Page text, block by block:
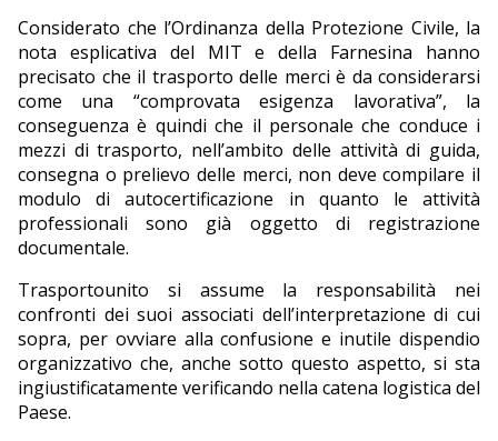
Considerato che l’Ordinanza della Protezione Civile, la
nota esplicativa del MIT e della Farnesina hanno
precisato che il trasporto delle merci è da considerarsi
come una “comprovata esigenza lavorativa”, la
conseguenza è quindi che il personale che conduce i
mezzi di trasporto, nell’ambito delle attività di guida,
consegna o prelievo delle merci, non deve compilare il
modulo di autocertificazione in quanto le attività
professionali sono già oggetto di registrazione
documentale.
Trasportounito si assume la responsabilità nei
confronti dei suoi associati dell’interpretazione di cui
sopra, per ovviare alla confusione e inutile dispendio
organizzativo che, anche sotto questo aspetto, si sta
ingiustificatamente verificando nella catena logistica del
Paese.